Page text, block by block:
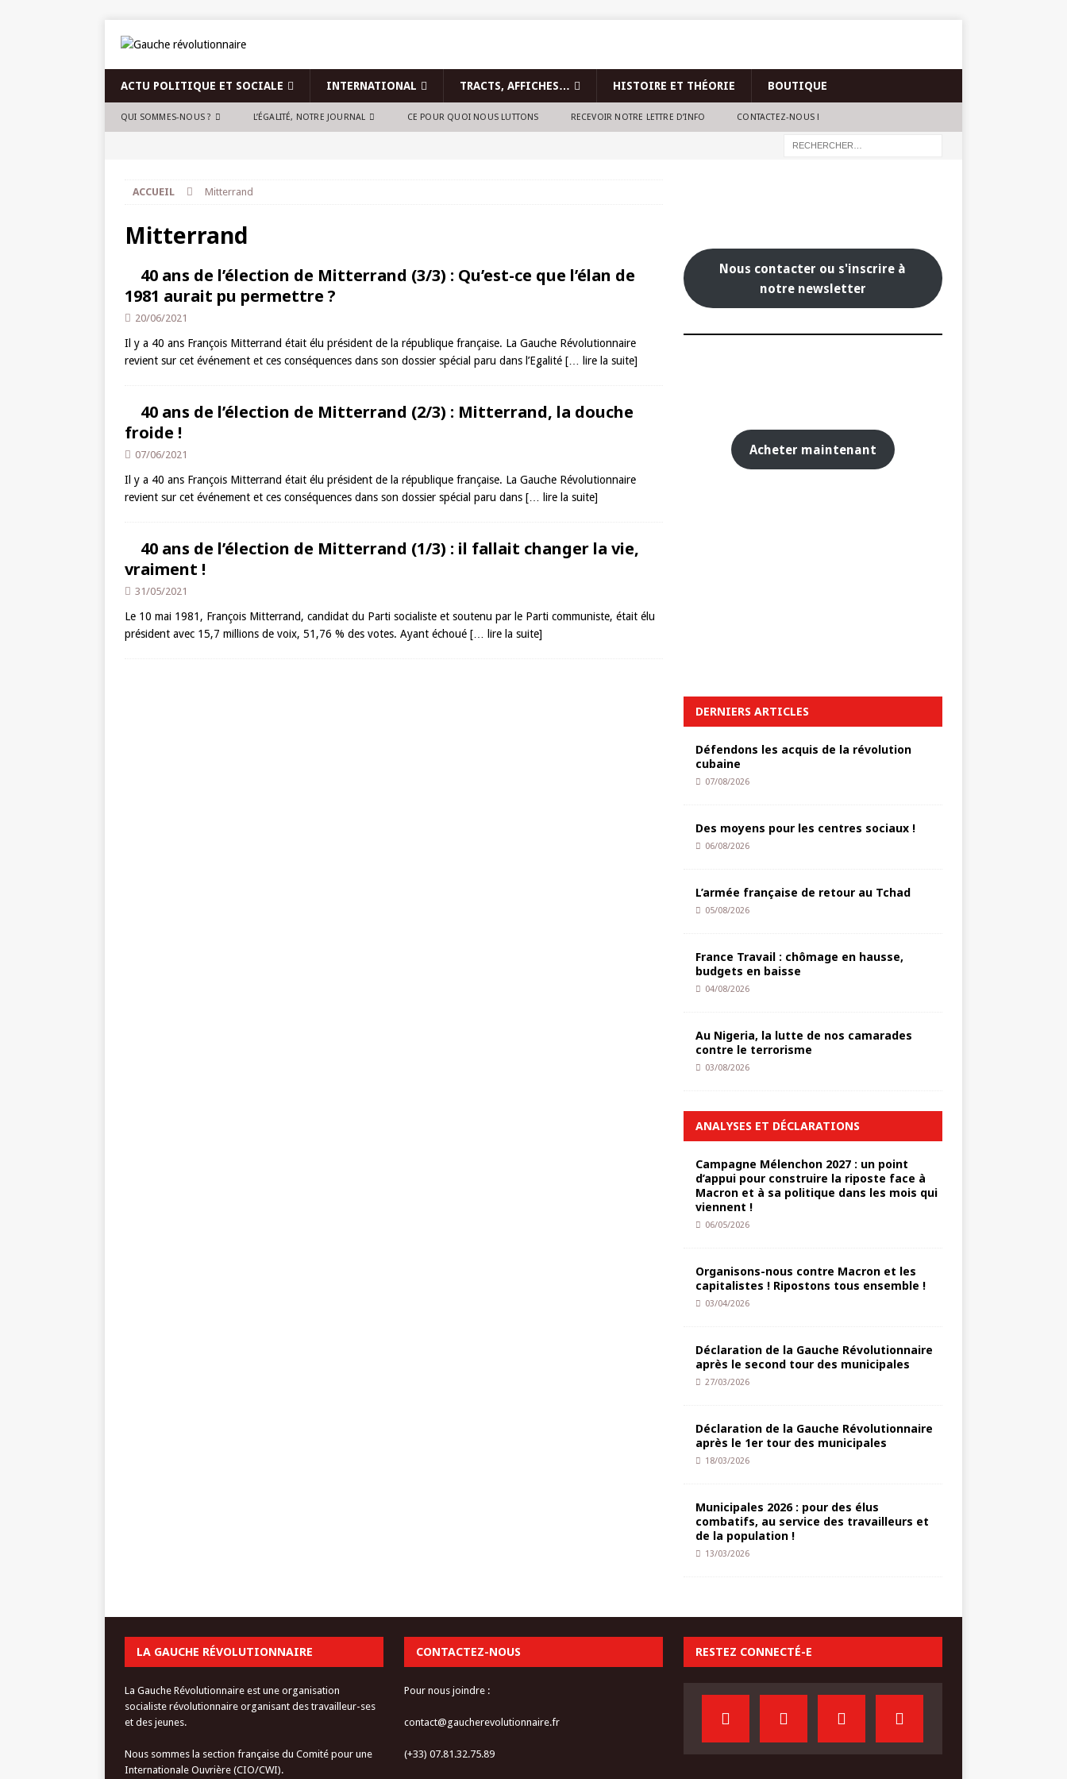
ACTU POLITIQUE ET SOCIALE INTERNATIONAL TRACTS, AFFICHES… HISTOIRE ET THÉORIE BOUTIQUE
QUI SOMMES-NOUS ? L’ÉGALITÉ, NOTRE JOURNAL CE POUR QUOI NOUS LUTTONS RECEVOIR NOTRE LETTRE D’INFO CONTACTEZ-NOUS !
ACCUEIL Mitterrand
Mitterrand
40 ans de l’élection de Mitterrand (3/3) : Qu’est-ce que l’élan de
1981 aurait pu permettre ?
20/06/2021
Il y a 40 ans François Mitterrand était élu président de la république française. La Gauche Révolutionnaire
revient sur cet événement et ces conséquences dans son dossier spécial paru dans l’Egalité [… lire la suite]
40 ans de l’élection de Mitterrand (2/3) : Mitterrand, la douche
froide !
07/06/2021
Il y a 40 ans François Mitterrand était élu président de la république française. La Gauche Révolutionnaire
revient sur cet événement et ces conséquences dans son dossier spécial paru dans [… lire la suite]
40 ans de l’élection de Mitterrand (1/3) : il fallait changer la vie,
vraiment !
31/05/2021
Le 10 mai 1981, François Mitterrand, candidat du Parti socialiste et soutenu par le Parti communiste, était élu
président avec 15,7 millions de voix, 51,76 % des votes. Ayant échoué [… lire la suite]
Nous contacter ou s'inscrire à
notre newsletter
Acheter maintenant
DERNIERS ARTICLES
Défendons les acquis de la révolution
cubaine
07/08/2026
Des moyens pour les centres sociaux !
06/08/2026
L’armée française de retour au Tchad
05/08/2026
France Travail : chômage en hausse,
budgets en baisse
04/08/2026
Au Nigeria, la lutte de nos camarades
contre le terrorisme
03/08/2026
ANALYSES ET DÉCLARATIONS
Campagne Mélenchon 2027 : un point
d’appui pour construire la riposte face à
Macron et à sa politique dans les mois qui
viennent !
06/05/2026
Organisons-nous contre Macron et les
capitalistes ! Ripostons tous ensemble !
03/04/2026
Déclaration de la Gauche Révolutionnaire
après le second tour des municipales
27/03/2026
Déclaration de la Gauche Révolutionnaire
après le 1er tour des municipales
18/03/2026
Municipales 2026 : pour des élus
combatifs, au service des travailleurs et
de la population !
13/03/2026
LA GAUCHE RÉVOLUTIONNAIRE
La Gauche Révolutionnaire est une organisation
socialiste révolutionnaire organisant des travailleur-ses
et des jeunes.
Nous sommes la section française du Comité pour une
Internationale Ouvrière (CIO/CWI).
CONTACTEZ-NOUS
Pour nous joindre :
contact@gaucherevolutionnaire.fr
(+33) 07.81.32.75.89
RESTEZ CONNECTÉ-E